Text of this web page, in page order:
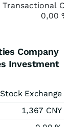
0,00 %
Company
Investment
Exchange
1,367 CNY